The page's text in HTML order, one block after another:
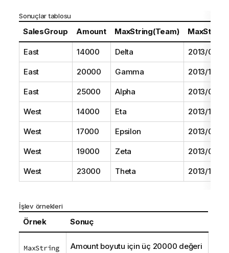
Sonuçlar tablosu
SalesGroup Amount MaxString(Team)
East 14000 Delta 2013/08/01
East 20000 Gamma 2013/11/01
East 25000 Alpha 2013/07/01
West 14000 Eta 2013/10/01
West 17000 Epsilon 2013/09/01
West 19000 Zeta 2013/06/01
West 23000 Theta 2013/12/01
İşlev örnekleri
Örnek Sonuç
MaxString
Amountboyutu için üç 20000 değeri